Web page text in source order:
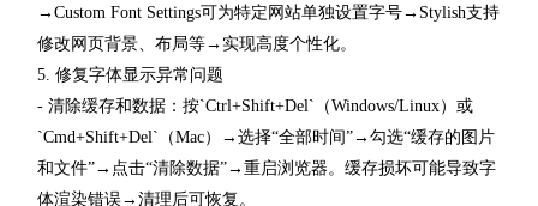
→Custom Font Settings可为特定网站单独设置字号→Stylish支持
修改网页背景、布局等→实现高度个性化。
5. 修复字体显示异常问题
- 清除缓存和数据：按`Ctrl+Shift+Del`（Windows/Linux）或
`Cmd+Shift+Del`（Mac）→选择“全部时间”→勾选“缓存的图片
和文件”→点击“清除数据”→重启浏览器。缓存损坏可能导致字
体渲染错误→清理后可恢复。